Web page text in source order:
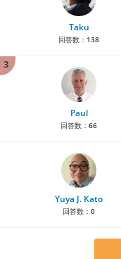
Taku
回答数： 138
3
Paul
回答数： 66
Yuya J. Kato
回答数： 0